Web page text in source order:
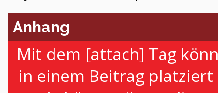
Anhang
Mit dem [attach] Tag
in einem Beitrag